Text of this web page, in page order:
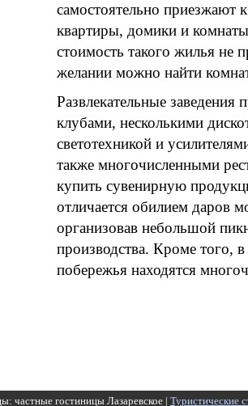
самостоятельно
квартиры, домики и
стоимость такого жилья не
желании можно найти
Развлекательные
клубами, несколькими
светотехникой и
также многочисленными
купить сувенирную
отличается обилием даров
организовав небольшой
производства. Кроме того,
побережья находятся
частные гостиницы Лазаревское | Туристические